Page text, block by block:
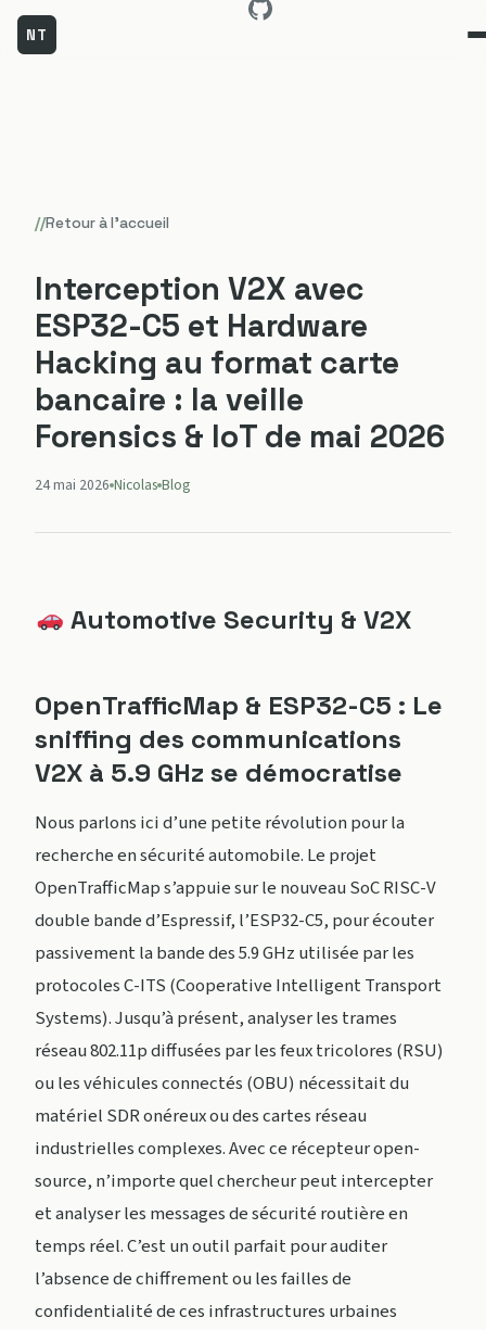
NT
//Retour à l'accueil
Interception V2X avec
ESP32-C5 et Hardware
Hacking au format carte
bancaire : la veille
Forensics & IoT de mai 2026
24 mai 2026 Nicolas Blog
Automotive Security & V2X
OpenTrafficMap & ESP32-C5 : Le
sniffing des communications
V2X à 5.9 GHz se démocratise
Nous parlons ici d’une petite révolution pour la
recherche en sécurité automobile. Le projet
OpenTrafficMap s’appuie sur le nouveau SoC RISC-V
double bande d’Espressif, l’ESP32-C5, pour écouter
passivement la bande des 5.9 GHz utilisée par les
protocoles C-ITS (Cooperative Intelligent Transport
Systems). Jusqu’à présent, analyser les trames
réseau 802.11p diffusées par les feux tricolores (RSU)
ou les véhicules connectés (OBU) nécessitait du
matériel SDR onéreux ou des cartes réseau
industrielles complexes. Avec ce récepteur open-
source, n’importe quel chercheur peut intercepter
et analyser les messages de sécurité routière en
temps réel. C’est un outil parfait pour auditer
l’absence de chiffrement ou les failles de
confidentialité de ces infrastructures urbaines